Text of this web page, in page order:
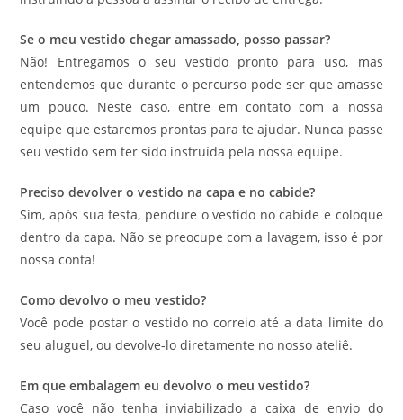
Se o meu vestido chegar amassado, posso passar?
Não! Entregamos o seu vestido pronto para uso, mas
entendemos que durante o percurso pode ser que amasse
um pouco. Neste caso, entre em contato com a nossa
equipe que estaremos prontas para te ajudar. Nunca passe
seu vestido sem ter sido instruída pela nossa equipe.
Preciso devolver o vestido na capa e no cabide?
Sim, após sua festa, pendure o vestido no cabide e coloque
dentro da capa. Não se preocupe com a lavagem, isso é por
nossa conta!
Como devolvo o meu vestido?
Você pode postar o vestido no correio até a data limite do
seu aluguel, ou devolve-lo diretamente no nosso ateliê.
Em que embalagem eu devolvo o meu vestido?
Caso você não tenha inviabilizado a caixa de envio do